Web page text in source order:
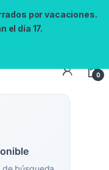
por vacaciones.
el día 17.
0